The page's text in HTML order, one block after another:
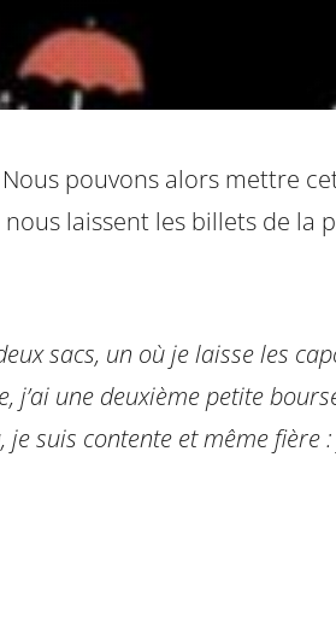
pouvons alors mettre
laissent les billets de la
sacs, un où je laisse les
une deuxième petite
suis contente et même fière